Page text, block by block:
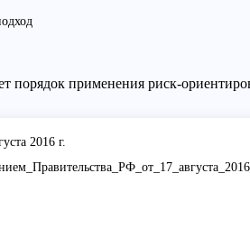
порядок применения риск-
2016 г.